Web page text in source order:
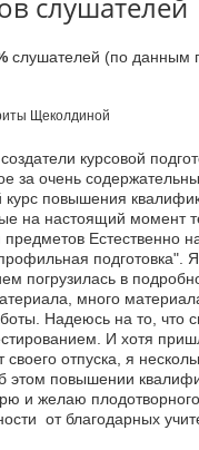
слушателей
слушателей (по данным
Щеколдиной
курсовой
за очень
курс повышения
на настоящий момент
предметов Естественно
подготовка".
погрузилась в
много
Надеюсь на то, что
И хотя
своего отпуска, я
этом повышении
и желаю
от благодарных